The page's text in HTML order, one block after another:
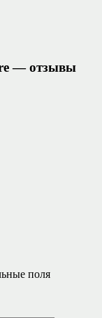
— отзывы
поля